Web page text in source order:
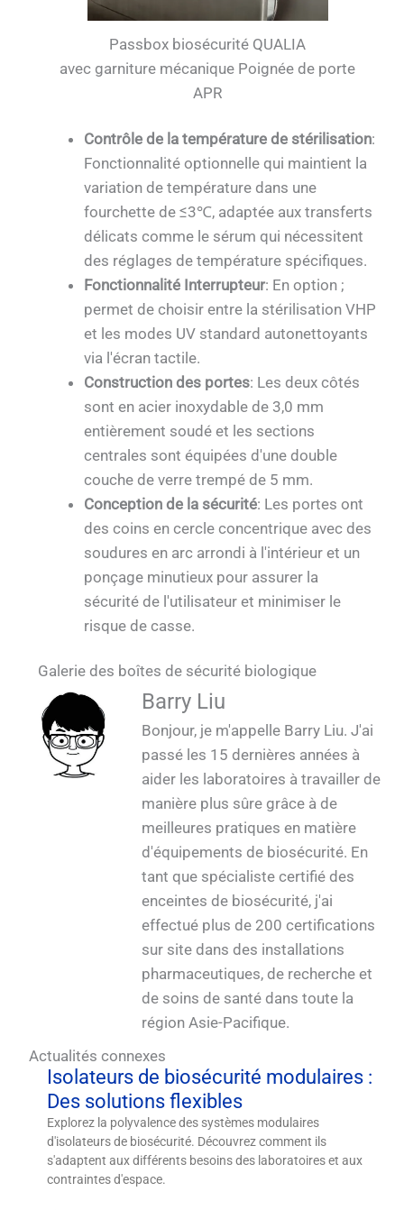
Passbox biosécurité QUALIA
avec garniture mécanique Poignée de porte
APR
Contrôle de la température de stérilisation:
Fonctionnalité optionnelle qui maintient la
variation de température dans une
fourchette de ≤3℃, adaptée aux transferts
délicats comme le sérum qui nécessitent
des réglages de température spécifiques.
Fonctionnalité Interrupteur: En option ;
permet de choisir entre la stérilisation VHP
et les modes UV standard autonettoyants
via l'écran tactile.
Construction des portes: Les deux côtés
sont en acier inoxydable de 3,0 mm
entièrement soudé et les sections
centrales sont équipées d'une double
couche de verre trempé de 5 mm.
Conception de la sécurité: Les portes ont
des coins en cercle concentrique avec des
soudures en arc arrondi à l'intérieur et un
ponçage minutieux pour assurer la
sécurité de l'utilisateur et minimiser le
risque de casse.
Galerie des boîtes de sécurité biologique
Boîte de sécurité biologique QUALIA avec
portes à fermeture pneumatique
Passbox de biosécurité QUALIA avec portes
à scellés mécaniques
Module QUALIA BSL 3 Vue intérieure du
laboratoire avec douche à eau et système
de filtration in situ et boîte de sécurité
biologique_1
QUALIA BSL 3 Module Laboratoire Système
de Filtration In Situ et Biosécurité
Passbox_1
QUALIA VHP Generator III Dual Chamber
Biosafety Passbox Sterilization (boîte de
passage de sécurité biologique)
QUALIA VHP Generator III Passbox de
biosécurité Stérilisation 2_1
QUALIA VHP Generator III Passbox de
biosécurité Stérilisation 1_1
Boîte de sécurité biologique QUALIA avec
scellé mécanique Porte APR_1
Passbox de biosécurité QUALIA avec scellé
mécanique Poignée de porte APR_1
Passbox de biosécurité QUALIA avec
validation dynamique Utilisation Tube de
gonflage caché Sceau pneumatique Porte
APR_1
Passbox de biosécurité QUALIA Acier
inoxydable cercle intérieur détails_1
Boîte de sécurité biologique QUALIA
montée sur un mur en béton_1
Boîte de sécurité QUALIA L Type _1
Passbox de biosécurité QUALIA double
chambre avec portes APR à joint
pneumatique sur site_1
Passbox de biosécurité QUALIA double
chambre avec portes APR pneumatiques en
usine_1
QUALIA Biosafety Passbox 9 Set en
atelier_1
Barry Liu
Bonjour, je m'appelle Barry Liu. J'ai
passé les 15 dernières années à
aider les laboratoires à travailler de
manière plus sûre grâce à de
meilleures pratiques en matière
d'équipements de biosécurité. En
tant que spécialiste certifié des
enceintes de biosécurité, j'ai
effectué plus de 200 certifications
sur site dans des installations
pharmaceutiques, de recherche et
de soins de santé dans toute la
région Asie-Pacifique.
Actualités connexes
Isolateurs de biosécurité modulaires :
Des solutions flexibles
Explorez la polyvalence des systèmes modulaires
d'isolateurs de biosécurité. Découvrez comment ils
s'adaptent aux différents besoins des laboratoires et aux
contraintes d'espace.